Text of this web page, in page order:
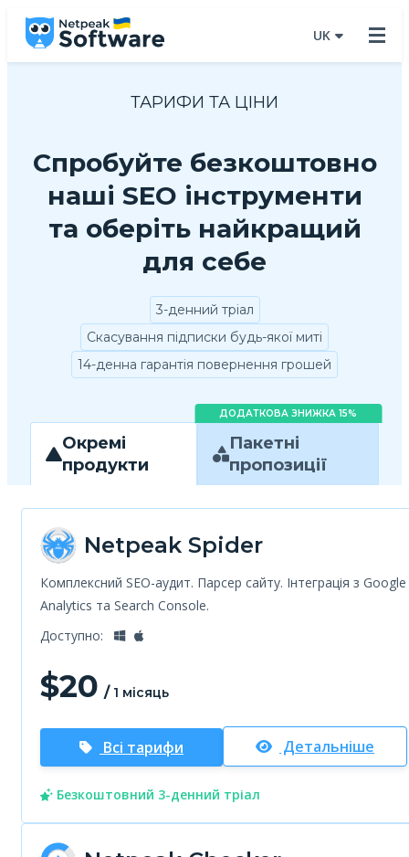
UK
ТАРИФИ ТА ЦІНИ
Спробуйте безкоштовно
наші SEO інструменти
та оберіть найкращий
для себе
3-денний тріал
Скасування підписки будь-якої миті
14-денна гарантія повернення грошей
Окремі
продукти
ДОДАТКОВА ЗНИЖКА 15%
Пакетні
пропозиції
Netpeak Spider
Комплексний SEO-аудит. Парсер сайту. Інтеграція з Google
Analytics та Search Console.
Доступно:
$20 / 1 місяць
Всі тарифи Детальніше
Безкоштовний 3-денний тріал